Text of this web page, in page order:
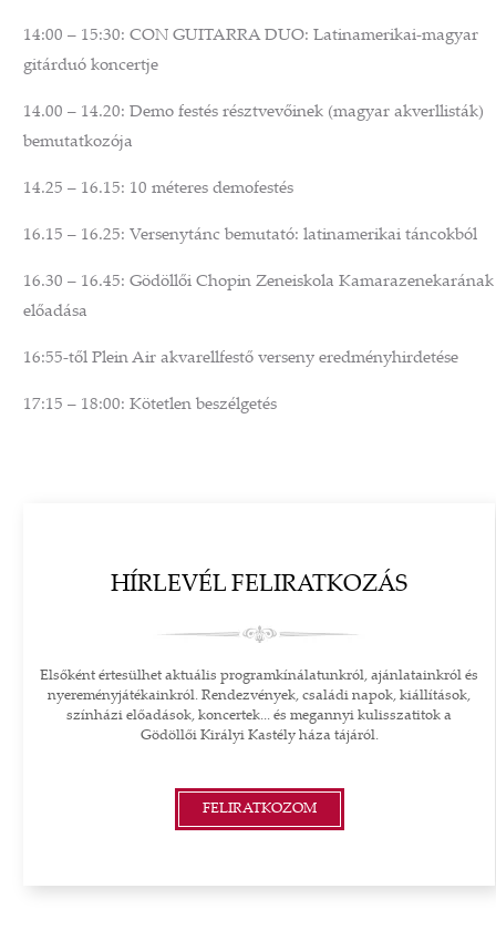
14:00 – 15:30: CON GUITARRA DUO: Latinamerikai-magyar
gitárduó koncertje
14.00 – 14.20: Demo festés résztvevőinek (magyar akverllisták)
bemutatkozója
14.25 – 16.15: 10 méteres demofestés
16.15 – 16.25: Versenytánc bemutató: latinamerikai táncokból
16.30 – 16.45: Gödöllői Chopin Zeneiskola Kamarazenekarának
előadása
16:55-től Plein Air akvarellfestő verseny eredményhirdetése
17:15 – 18:00: Kötetlen beszélgetés
HÍRLEVÉL FELIRATKOZÁS
Elsőként értesülhet aktuális programkínálatunkról, ajánlatainkról és
nyereményjátékainkról. Rendezvények, családi napok, kiállítások,
színházi előadások, koncertek... és megannyi kulisszatitok a
Gödöllői Királyi Kastély háza tájáról.
FELIRATKOZOM